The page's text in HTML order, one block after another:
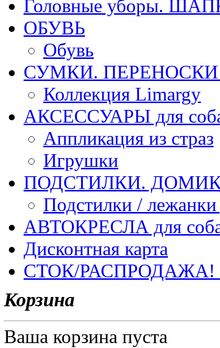
Головные уборы.
ОБУВЬ
Обувь
СУМКИ. ПЕРЕНОСКИ
Коллекция Limargy
АКСЕССУАРЫ для
Аппликация из страз
Игрушки
ПОДСТИЛКИ. ДОМИКИ
Подстилки / лежанки
АВТОКРЕСЛА для
Дисконтная карта
СТОК/
Корзина
Ваша корзина пуста